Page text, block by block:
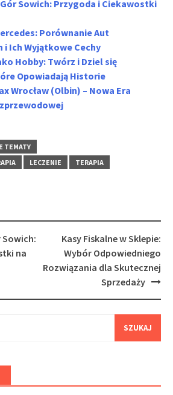
Sowich: Przygoda i Ciekawostki
Porównanie Aut
i Ich Wyjątkowe Cechy
Hobby: Twórz i Dziel się
Opowiadają Historie
Wrocław (Olbin) – Nowa Era
TEMATY
LECZENIE TERAPIA
Sowich:
na
Kasy Fiskalne w Sklepie:
Wybór Odpowiedniego
Rozwiązania dla Skutecznej
Sprzedaży